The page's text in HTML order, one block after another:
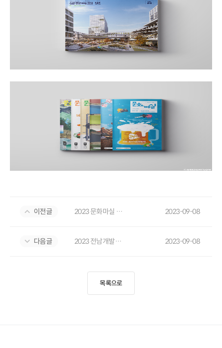
이전글 2023 문화마실 월간 소식지 2023-09-08
다음글 2023 전남개발공사 사보 '남도의 창' 2023-09-08
목록으로